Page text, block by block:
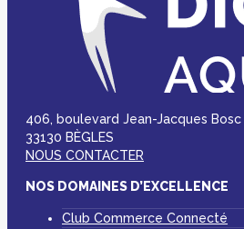
406, boulevard Jean-Jacques
33130 BÈGLES
NOUS CONTACTER
NOS DOMAINES D’EXCELLENCE
Club Commerce Connecté